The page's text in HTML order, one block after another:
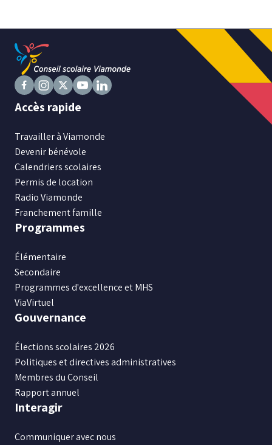
Niveau
Tous
Élémentaire
Secondaire
RECHERCHER
Suivez
sur
Facebook
Suivez
sur
Instagram
Suivez
nous
sur
X
Suivez
sur
Accès rapide
Travailler à Viamonde
Devenir bénévole
Calendriers scolaires
Permis de location
Radio Viamonde
Franchement famille
Programmes
Élémentaire
Secondaire
Programmes d'excellence et MHS
ViaVirtuel
Gouvernance
Élections scolaires 2026
Politiques et directives administratives
Membres du Conseil
Rapport annuel
Interagir
Communiquer avec nous